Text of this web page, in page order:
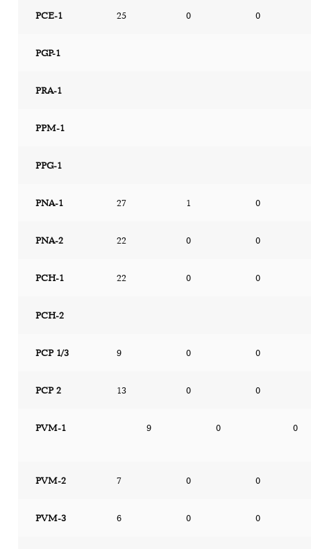
PCE-1 25 0 0
PGP-1
PRA-1
PPM-1
PPG-1
PNA-1 27 1 0
PNA-2 22 0 0
PCH-1 22 0 0
PCH-2
PCP 1/3 9 0 0
PCP 2 13 0 0
PVM-1 9 0 0
PVM-2 7 0 0
PVM-3 6 0 0